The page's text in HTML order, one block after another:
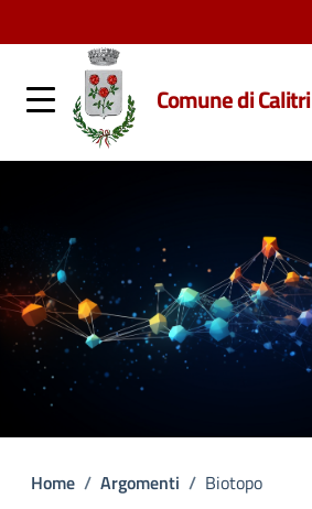
Comune di Calitri
Home / Argomenti / Biotopo